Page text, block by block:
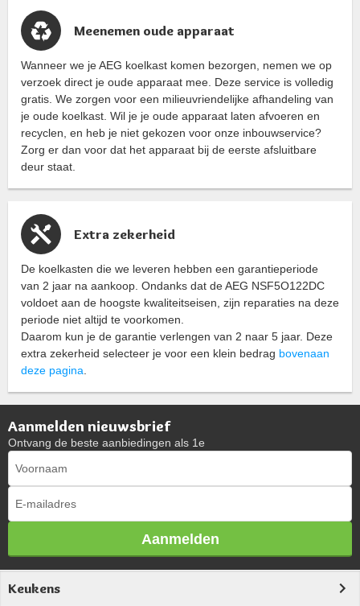
Meenemen oude apparaat
Wanneer we je AEG koelkast komen bezorgen, nemen we op
verzoek direct je oude apparaat mee. Deze service is volledig
gratis. We zorgen voor een milieuvriendelijke afhandeling van
je oude koelkast. Wil je je oude apparaat laten afvoeren en
recyclen, en heb je niet gekozen voor onze inbouwservice?
Zorg er dan voor dat het apparaat bij de eerste afsluitbare
deur staat.
Extra zekerheid
De koelkasten die we leveren hebben een garantieperiode
van 2 jaar na aankoop. Ondanks dat de AEG NSF5O122DC
voldoet aan de hoogste kwaliteitseisen, zijn reparaties na deze
periode niet altijd te voorkomen.
Daarom kun je de garantie verlengen van 2 naar 5 jaar. Deze
extra zekerheid selecteer je voor een klein bedrag bovenaan
deze pagina
Aanmelden nieuwsbrief
Ontvang de beste aanbiedingen als 1e
Aanmelden
Keukens